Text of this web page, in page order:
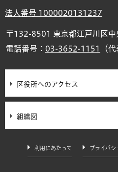
法人番号 1000020131237
〒132-8501 東京都江戸川区中
電話番号： 03-3652-1151 （代
区役所へのアクセス
組織図
利用にあたって プライバシ